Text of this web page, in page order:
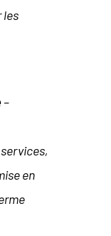
les
–
en